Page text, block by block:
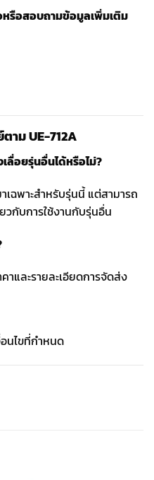
รือสอบถามข้อมูลเพิ่มเติม
าม UE-712A
เลื่อยรุ่นอื่นได้หรือไม่?
เฉพาะสำหรับรุ่นนี้ แต่สามารถ
วกับการใช้งานกับรุ่นอื่น
และรายละเอียดการจัดส่ง
นไขที่กำหนด